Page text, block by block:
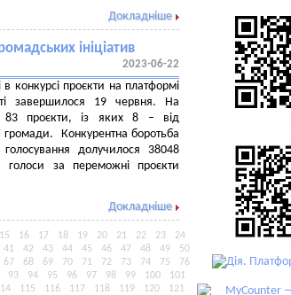
Докладніше
ініціатив
2023-06-22
в конкурсі проєкти на платформі
завершилося 19 червня. На
83 проєкти, із яких 8 – від
громади. Конкурентна боротьба
долучилося 38048
за переможні проєкти
Докладніше
15 16 17 18 19 20 21 22 23
24
41 42 43 44 45 46 47 48 49
50
67 68 69 70 71 72 73 74 75
76
93 94 95 96 97 98 99 100
101
115 116 117 118 119 120
121